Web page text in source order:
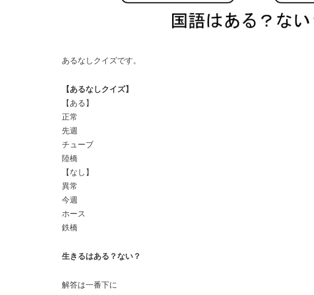
あるなしクイズです。
【あるなしクイズ】
【ある】
正常
先週
チューブ
陸橋
【なし】
異常
今週
ホース
鉄橋
生きるはある？ない？
解答は一番下に